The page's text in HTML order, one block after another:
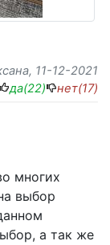
, 11-12-2021
да(22) нет(17)
многих
выбор
а так же